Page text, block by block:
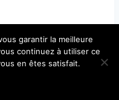
sensible du runner
Alexis.
aussi avec votre
C’est pas
garantir la meilleure
continuez à utiliser ce
en êtes satisfait.